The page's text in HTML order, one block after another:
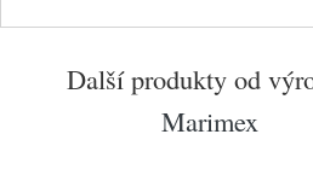
Další produkty od
Marimex